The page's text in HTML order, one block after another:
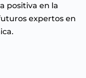
positiva en la
expertos en